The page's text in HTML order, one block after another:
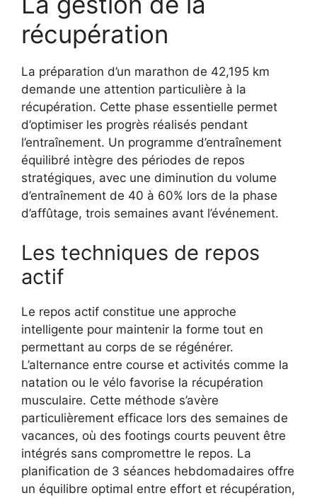
récupération
La préparation d’un marathon de 42,195 km
demande une attention particulière à la
récupération. Cette phase essentielle permet
d’optimiser les progrès réalisés pendant
l’entraînement. Un programme d’entraînement
équilibré intègre des périodes de repos
stratégiques, avec une diminution du volume
d’entraînement de 40 à 60% lors de la phase
d’affûtage, trois semaines avant l’événement.
Les techniques de repos
actif
Le repos actif constitue une approche
intelligente pour maintenir la forme tout en
permettant au corps de se régénérer.
L’alternance entre course et activités comme la
natation ou le vélo favorise la récupération
musculaire. Cette méthode s’avère
particulièrement efficace lors des semaines de
vacances, où des footings courts peuvent être
intégrés sans compromettre le repos. La
planification de 3 séances hebdomadaires offre
un équilibre optimal entre effort et récupération,